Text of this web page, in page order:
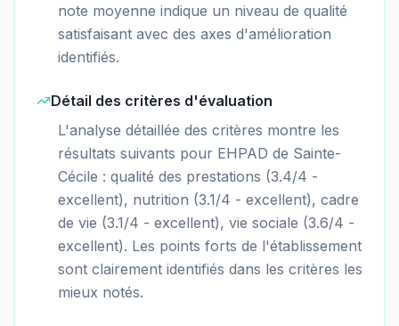
note moyenne indique un niveau de qualité
satisfaisant avec des axes d'amélioration
identifiés.
Détail des critères d'évaluation
L'analyse détaillée des critères montre les
résultats suivants pour EHPAD de Sainte-
Cécile : qualité des prestations (3.4/4 -
excellent), nutrition (3.1/4 - excellent), cadre
de vie (3.1/4 - excellent), vie sociale (3.6/4 -
excellent). Les points forts de l'établissement
sont clairement identifiés dans les critères les
mieux notés.